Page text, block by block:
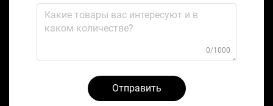
0/1000
Отправить